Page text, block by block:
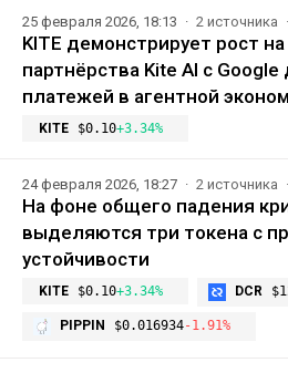
25 февраля 2026, 18:13 2 источника
KITE демонстрирует рост
партнёрства Kite AI с
платежей в агентной
KITE $0.10+3.34%
24 февраля 2026, 18:27 2 источника
На фоне общего падения
выделяются три токена с
устойчивости
KITE $0.10+3.34% DCR
PIPPIN $0.016934-1.91%